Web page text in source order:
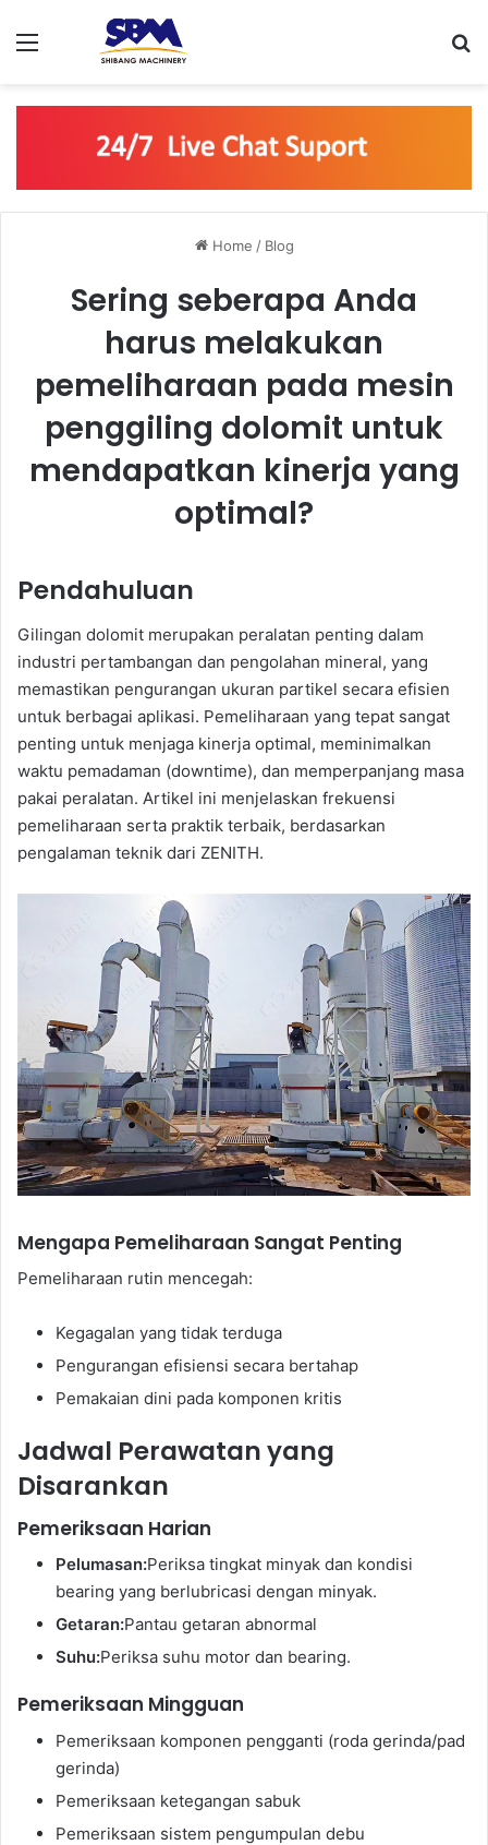
Home / Blog
Sering seberapa Anda
harus melakukan
pemeliharaan pada mesin
penggiling dolomit untuk
mendapatkan kinerja yang
optimal?
Pendahuluan
Gilingan dolomit merupakan peralatan penting dalam
industri pertambangan dan pengolahan mineral, yang
memastikan pengurangan ukuran partikel secara efisien
untuk berbagai aplikasi. Pemeliharaan yang tepat sangat
penting untuk menjaga kinerja optimal, meminimalkan
waktu pemadaman (downtime), dan memperpanjang masa
pakai peralatan. Artikel ini menjelaskan frekuensi
pemeliharaan serta praktik terbaik, berdasarkan
pengalaman teknik dari ZENITH.
Mengapa Pemeliharaan Sangat Penting
Pemeliharaan rutin mencegah:
Kegagalan yang tidak terduga
Pengurangan efisiensi secara bertahap
Pemakaian dini pada komponen kritis
Jadwal Perawatan yang
Disarankan
Pemeriksaan Harian
Pelumasan:Periksa tingkat minyak dan kondisi
bearing yang berlubricasi dengan minyak.
Getaran:Pantau getaran abnormal
Suhu:Periksa suhu motor dan bearing.
Pemeriksaan Mingguan
Pemeriksaan komponen pengganti (roda gerinda/pad
gerinda)
Pemeriksaan ketegangan sabuk
Pemeriksaan sistem pengumpulan debu